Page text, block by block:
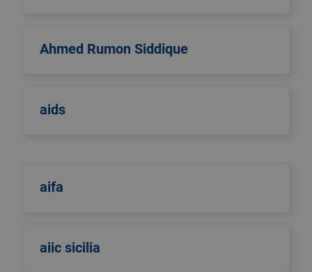
Ahmed Rumon Siddique
aids
aifa
aiic sicilia